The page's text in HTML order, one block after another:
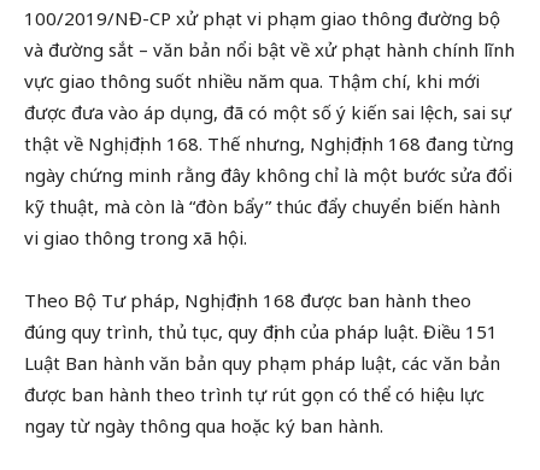
100/2019/NĐ-CP xử phạt vi phạm giao thông đường bộ
và đường sắt – văn bản nổi bật về xử phạt hành chính lĩnh
vực giao thông suốt nhiều năm qua. Thậm chí, khi mới
được đưa vào áp dụng, đã có một số ý kiến sai lệch, sai sự
thật về Nghị định 168. Thế nhưng, Nghị định 168 đang từng
ngày chứng minh rằng đây không chỉ là một bước sửa đổi
kỹ thuật, mà còn là “đòn bẩy” thúc đẩy chuyển biến hành
vi giao thông trong xã hội.
Theo Bộ Tư pháp, Nghị định 168 được ban hành theo
đúng quy trình, thủ tục, quy định của pháp luật. Điều 151
Luật Ban hành văn bản quy phạm pháp luật, các văn bản
được ban hành theo trình tự rút gọn có thể có hiệu lực
ngay từ ngày thông qua hoặc ký ban hành.